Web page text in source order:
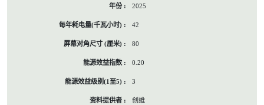
2025
42
80
0.20
3
创维